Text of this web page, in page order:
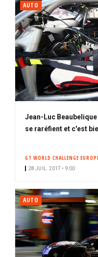
AUTO
Jean-Luc
se raréfient et c'est
GT WORLD CHALLENGE
28 JUIL. 2017 • 9:00
AUTO